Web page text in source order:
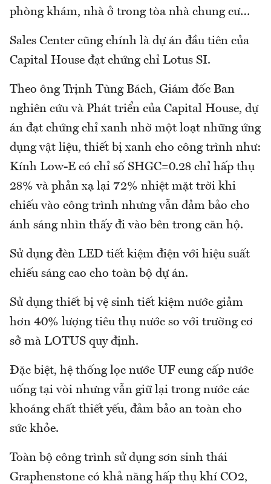
phòng khám, nhà ở trong tòa nhà chung cư…
Sales Center cũng chính là dự án đầu tiên của
Capital House đạt chứng chỉ Lotus SI.
Theo ông Trịnh Tùng Bách, Giám đốc Ban
nghiên cứu và Phát triển của Capital House, dự
án đạt chứng chỉ xanh nhờ một loạt những ứng
dụng vật liệu, thiết bị xanh cho công trình như:
Kính Low-E có chỉ số SHGC=0.28 chỉ hấp thụ
28% và phản xạ lại 72% nhiệt mặt trời khi
chiếu vào công trình nhưng vẫn đảm bảo cho
ánh sáng nhìn thấy đi vào bên trong căn hộ.
Sử dụng đèn LED tiết kiệm điện với hiệu suất
chiếu sáng cao cho toàn bộ dự án.
Sử dụng thiết bị vệ sinh tiết kiệm nước giảm
hơn 40% lượng tiêu thụ nước so với trường cơ
sở mà LOTUS quy định.
Đặc biệt, hệ thống lọc nước UF cung cấp nước
uống tại vòi nhưng vẫn giữ lại trong nước các
khoáng chất thiết yếu, đảm bảo an toàn cho
sức khỏe.
Toàn bộ công trình sử dụng sơn sinh thái
Graphenstone có khả năng hấp thụ khí CO2,